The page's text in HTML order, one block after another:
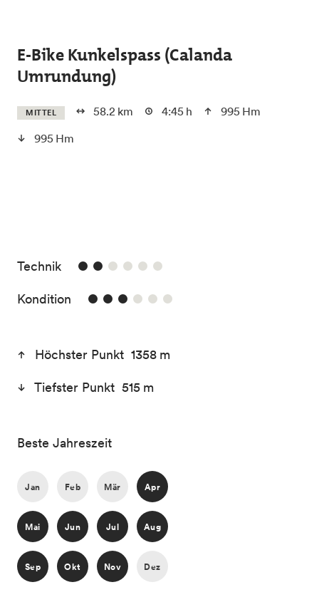
E-Bike Kunkelspass (Calanda
Umrundung)
MITTEL 58.2 km 4:45 h
995 Hm
995 Hm
Technik2/6
Kondition 3/6
Höchster Punkt 1358 m
Tiefster Punkt 515 m
Beste Jahreszeit
Jan Feb Mär Apr
Mai Jun Jul Aug
Sep Okt Nov Dez